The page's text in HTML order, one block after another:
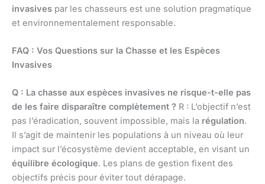
invasives par les chasseurs est une solution pragmatique
et environnementalement responsable.
FAQ : Vos Questions sur la Chasse et les Espèces
Invasives
Q : La chasse aux espèces invasives ne risque-t-elle pas
de les faire disparaître complètement ? R : L’objectif n’est
pas l’éradication, souvent impossible, mais la régulation.
Il s’agit de maintenir les populations à un niveau où leur
impact sur l’écosystème devient acceptable, en visant un
équilibre écologique. Les plans de gestion fixent des
objectifs précis pour éviter tout dérapage.